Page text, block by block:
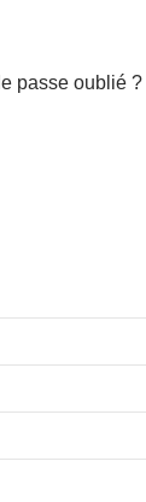
passe oublié ?